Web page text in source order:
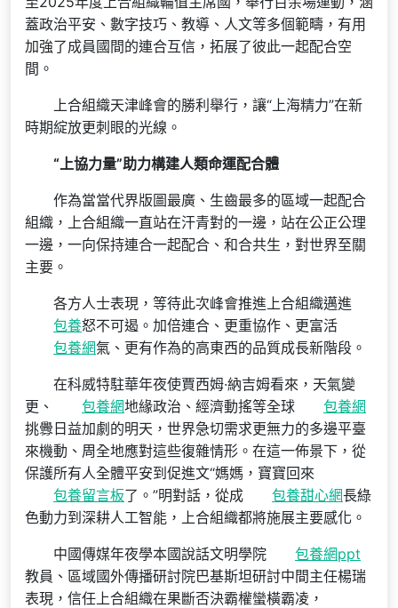
蓋政治平安、數字技巧、教導、人文等多個範疇，有用
加強了成員國間的連合互信，拓展了彼此一起配合空
間。
上合組織天津峰會的勝利舉行，讓“上海精力”在新
時期綻放更刺眼的光線。
“上協力量”助力構建人類命運配合體
作為當當代界版圖最廣、生齒最多的區域一起配合
組織，上合組織一直站在汗青對的一邊，站在公正公理
一邊，一向保持連合一起配合、和合共生，對世界至關
主要。
各方人士表現，等待此次峰會推進上合組織邁進
包養怒不可遏。加倍連合、更重協作、更富活
包養網氣、更有作為的高東西的品質成長新階段。
在科威特駐華年夜使賈西姆·納吉姆看來，天氣變
更、
包養網地緣政治、經濟動搖等全球
包養網
挑釁日益加劇的明天，世界急切需求更無力的多邊平臺
來機動、周全地應對這些復雜情形。在這一佈景下，從
保護所有人全體平安到促進文“媽媽，寶寶回來
包養留言板了。”明對話，從成 包養甜心網長綠
色動力到深耕人工智能，上合組織都將施展主要感化。
中國傳媒年夜學本國說話文明學院
包養網ppt
教員、區域國外傳播研討院巴基斯坦研討中間主任楊瑞
表現，信任上合組織在果斷否決霸權蠻橫霸凌，